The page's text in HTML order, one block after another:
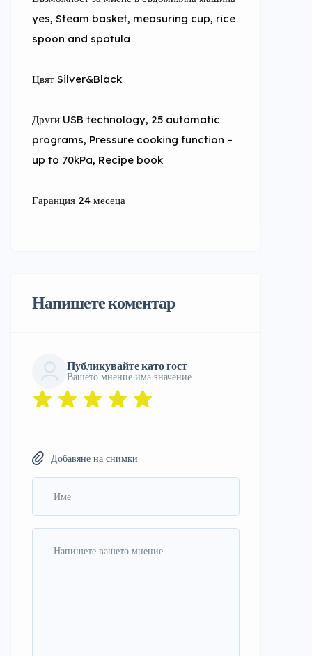
yes, Steam basket, measuring cup, rice
spoon and spatula
Цвят Silver&Black
Други USB technology, 25 automatic
programs, Pressure cooking function –
up to 70kPa, Recipe book
Гаранция 24 месеца
Напишете коментар
Публикувайте като гост
Вашето мнение има значение
Добавяне на снимки